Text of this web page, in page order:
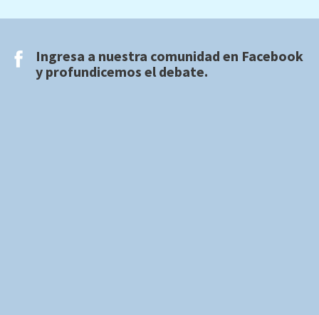
Ingresa a nuestra comunidad en Facebook
y profundicemos el debate.